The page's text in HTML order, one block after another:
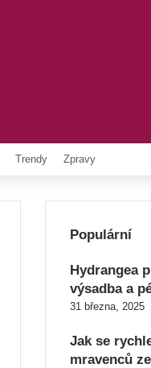
Trendy Zpravy
Populární
Hydrangea
výsadba a
31 března, 2025
Jak se
mravenců